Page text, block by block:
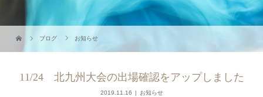
ブログ お知らせ
11/24 北九州大会の出場確認をアップしました
2019.11.16 お知らせ